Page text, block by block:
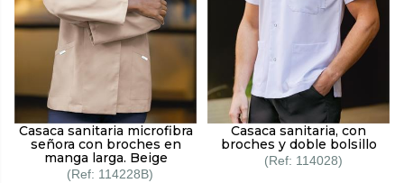
Casaca sanitaria microfibra
señora con broches en
manga larga. Beige
114228B
Casaca sanitaria, con
broches y doble bolsillo
114028